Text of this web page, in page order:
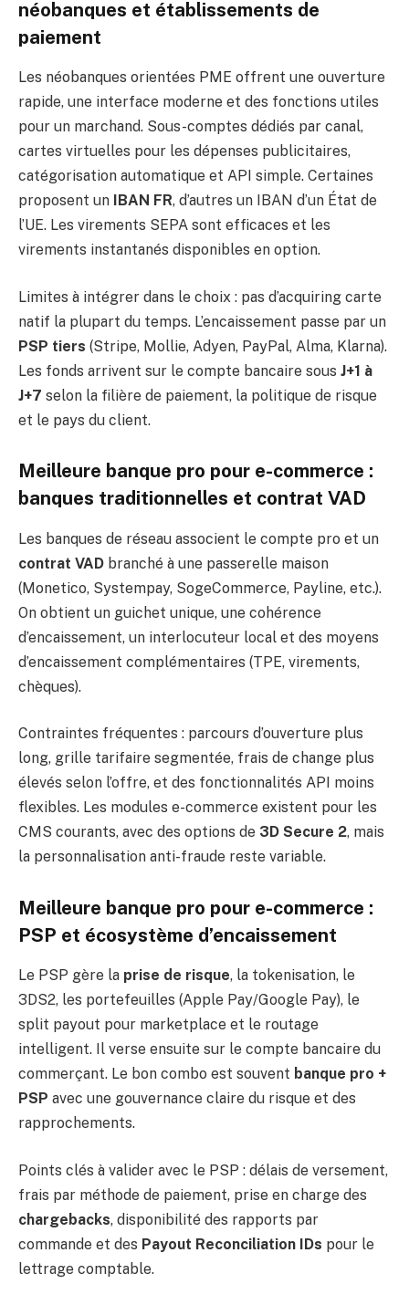
néobanques et établissements de
paiement
Les néobanques orientées PME offrent une ouverture
rapide, une interface moderne et des fonctions utiles
pour un marchand. Sous-comptes dédiés par canal,
cartes virtuelles pour les dépenses publicitaires,
catégorisation automatique et API simple. Certaines
proposent un
IBAN FR, d’autres un IBAN d’un État de
l’UE. Les virements SEPA sont efficaces et les
virements instantanés disponibles en option.
Limites à intégrer dans le choix : pas d’acquiring carte
natif la plupart du temps. L’encaissement passe par un
PSP tiers (Stripe, Mollie, Adyen, PayPal, Alma, Klarna).
Les fonds arrivent sur le compte bancaire sous J+1 à
J+7 selon la filière de paiement, la politique de risque
et le pays du client.
Meilleure banque pro pour e-commerce :
banques traditionnelles et contrat VAD
Les banques de réseau associent le compte pro et un
contrat VAD branché à une passerelle maison
(Monetico, Systempay, SogeCommerce, Payline, etc.).
On obtient un guichet unique, une cohérence
d’encaissement, un interlocuteur local et des moyens
d’encaissement complémentaires (TPE, virements,
chèques).
Contraintes fréquentes : parcours d’ouverture plus
long, grille tarifaire segmentée, frais de change plus
élevés selon l’offre, et des fonctionnalités API moins
flexibles. Les modules e-commerce existent pour les
CMS courants, avec des options de 3D Secure 2, mais
la personnalisation anti-fraude reste variable.
Meilleure banque pro pour e-commerce :
PSP et écosystème d’encaissement
Le PSP gère la prise de risque, la tokenisation, le
3DS2, les portefeuilles (Apple Pay/Google Pay), le
split payout pour marketplace et le routage
intelligent. Il verse ensuite sur le compte bancaire du
commerçant. Le bon combo est souvent banque pro +
PSP avec une gouvernance claire du risque et des
rapprochements.
Points clés à valider avec le PSP : délais de versement,
frais par méthode de paiement, prise en charge des
chargebacks, disponibilité des rapports par
commande et des Payout Reconciliation IDs pour le
lettrage comptable.